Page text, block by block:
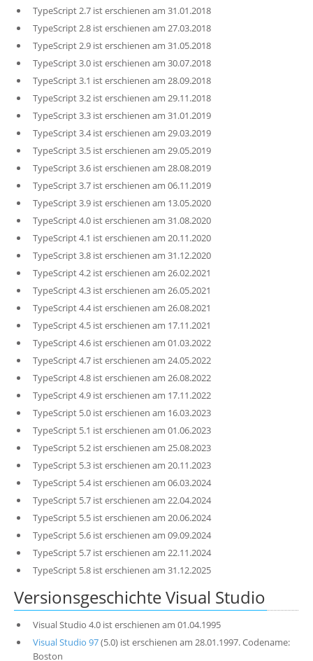
TypeScript 2.7 ist erschienen am 31.01.2018
TypeScript 2.8 ist erschienen am 27.03.2018
TypeScript 2.9 ist erschienen am 31.05.2018
TypeScript 3.0 ist erschienen am 30.07.2018
TypeScript 3.1 ist erschienen am 28.09.2018
TypeScript 3.2 ist erschienen am 29.11.2018
TypeScript 3.3 ist erschienen am 31.01.2019
TypeScript 3.4 ist erschienen am 29.03.2019
TypeScript 3.5 ist erschienen am 29.05.2019
TypeScript 3.6 ist erschienen am 28.08.2019
TypeScript 3.7 ist erschienen am 06.11.2019
TypeScript 3.9 ist erschienen am 13.05.2020
TypeScript 4.0 ist erschienen am 31.08.2020
TypeScript 4.1 ist erschienen am 20.11.2020
TypeScript 3.8 ist erschienen am 31.12.2020
TypeScript 4.2 ist erschienen am 26.02.2021
TypeScript 4.3 ist erschienen am 26.05.2021
TypeScript 4.4 ist erschienen am 26.08.2021
TypeScript 4.5 ist erschienen am 17.11.2021
TypeScript 4.6 ist erschienen am 01.03.2022
TypeScript 4.7 ist erschienen am 24.05.2022
TypeScript 4.8 ist erschienen am 26.08.2022
TypeScript 4.9 ist erschienen am 17.11.2022
TypeScript 5.0 ist erschienen am 16.03.2023
TypeScript 5.1 ist erschienen am 01.06.2023
TypeScript 5.2 ist erschienen am 25.08.2023
TypeScript 5.3 ist erschienen am 20.11.2023
TypeScript 5.4 ist erschienen am 06.03.2024
TypeScript 5.7 ist erschienen am 22.04.2024
TypeScript 5.5 ist erschienen am 20.06.2024
TypeScript 5.6 ist erschienen am 09.09.2024
TypeScript 5.7 ist erschienen am 22.11.2024
TypeScript 5.8 ist erschienen am 31.12.2025
Versionsgeschichte Visual Studio
Visual Studio 4.0 ist erschienen am 01.04.1995
Visual Studio 97(5.0) ist erschienen am 28.01.1997. Codename:
Boston